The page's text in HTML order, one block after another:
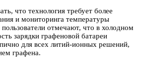
что технология требует более
и мониторинга температуры
отмечают, что в холодном
зарядки графеновой батареи
для всех литий-ионных решений,
графена.